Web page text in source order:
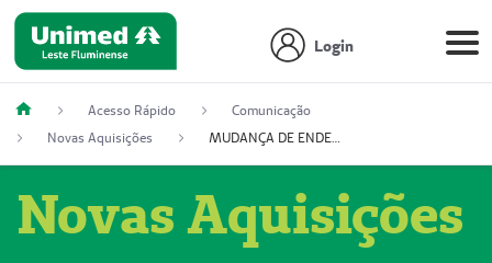
Login
Acesso Rápido
Comunicação
Novas Aquisições
MUDANÇA DE ENDEREÇO - DIAGITAB SERVIÇOS MÉDICOS LTDA (54003267-5)
Novas Aquisições